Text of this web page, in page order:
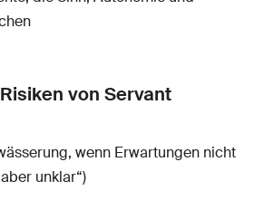
von Servant
wenn Erwartungen nicht
unklar“)